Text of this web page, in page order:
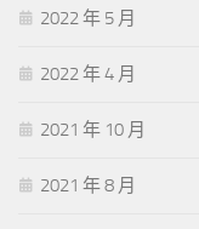
2022 年 5 月
2022 年 4 月
2021 年 10 月
2021 年 8 月